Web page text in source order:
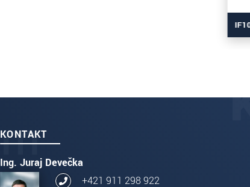
KONTAKT
Ing. Juraj Devečka
+421 911 298 922